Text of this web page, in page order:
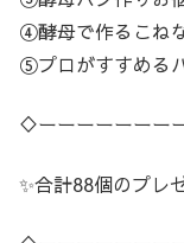
④酵母で作るこね
⑤プロがすすめる
♢ーーーーーーー
✨合計88個のプレ